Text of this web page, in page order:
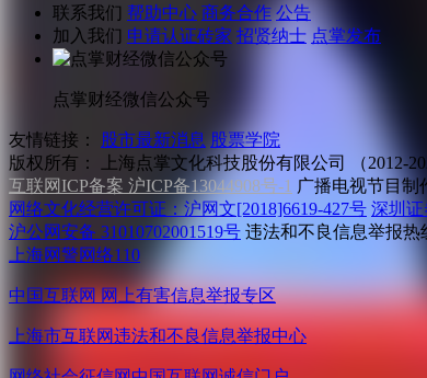
联系我们 帮助中心 商务合作 公告
加入我们 申请认证砖家 招贤纳士 点掌发布
点掌财经微信公众号
友情链接： 股市最新消息 股票学院
版权所有：
上海点掌文化科技股份有限公司 （2012-
互联网ICP备案 沪ICP备13044908号-1 广播电视节目制
网络文化经营许可证：沪网文[2018]6619-427号 深圳
沪公网安备 31010702001519号 违法和不良信息举报热
上海网警网络110
中国互联网 网上有害信息举报专区
上海市互联网违法和不良信息举报中心